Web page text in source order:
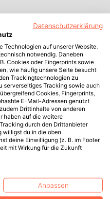
Datenschutzerklärung
Technologien auf unserer Website.
notwendig. Daneben
Cookies oder Fingerprints sowie
wie häufig unsere Seite besucht
Trackingtechnologien zu
Tracking sowie auch
Cookies, Fingerprints,
E-Mail-Adressen genutzt
Drittinhalte von anderen
haben auf die weitere
durch den Drittanbieter
willigst du in die oben
deine Einwilligung (z. B. im Footer
mit Wirkung für die Zukunft
Anpassen